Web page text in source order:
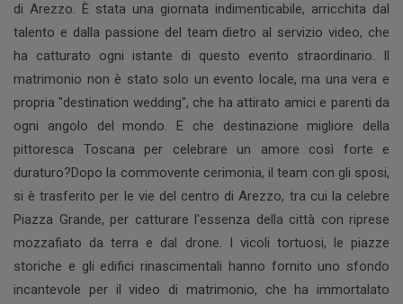
di Arezzo. È stata una giornata indimenticabile, arricchita dal
talento e dalla passione del team dietro al servizio video, che
ha catturato ogni istante di questo evento straordinario. Il
matrimonio non è stato solo un evento locale, ma una vera e
propria "destination wedding", che ha attirato amici e parenti da
ogni angolo del mondo. E che destinazione migliore della
pittoresca Toscana per celebrare un amore così forte e
duraturo?Dopo la commovente cerimonia, il team con gli sposi,
si è trasferito per le vie del centro di Arezzo, tra cui la celebre
Piazza Grande, per catturare l'essenza della città con riprese
mozzafiato da terra e dal drone. I vicoli tortuosi, le piazze
storiche e gli edifici rinascimentali hanno fornito uno sfondo
incantevole per il video di matrimonio, che ha immortalato